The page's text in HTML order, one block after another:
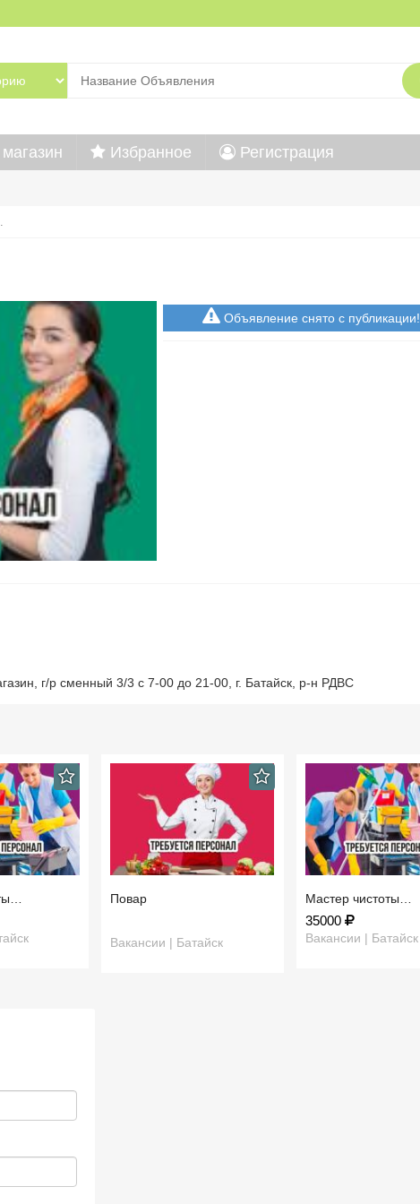
Избранное Регистрация
Объявление снято с публикации!
г/р сменный 3/3 с 7-00 до 21-00, г. Батайск, р-н РДВС
Повар
Вакансии | Батайск
Мастер чистоты…
35000
Вакансии | Батайск